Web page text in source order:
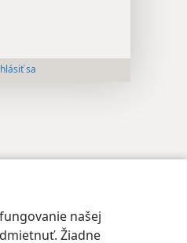
našej
Žiadne
sa